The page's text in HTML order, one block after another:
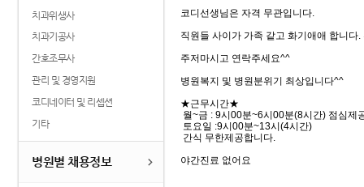
치과위생사
치과기공사
간호조무사
관리 및 경영지원
코디네이터 및 리셉션
기타
병원별 채용정보
코디선생님은 자격 무관입니다.
직원들 사이가 가족 같고 화기애애 합니
주저마시고 연락주세요^^
병원복지 및 병원분위기 최상입니다^^
★근무시간★
월~금 : 9시00분~6시00분(8시간) 점심제
토요일 :9시00분~13시(4시간)
간식 무한제공합니다.
야간진료 없어요